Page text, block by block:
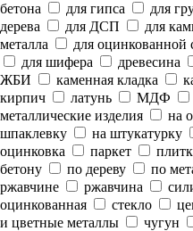
бетона
для гипса для
дерева
для ДСП для
металла
для оцинкованной
для шифера
древесина
ЖБИ
каменная кладка
кирпич
латунь МДФ
металлические изделия
на
шпаклевку
на штукатурку
оцинковка
паркет
бетону
по дереву по
ржавчине
ржавчина
оцинкованная
стекло
и цветные металлы
чугун